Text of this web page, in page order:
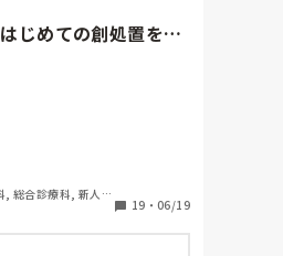
じめての創処置をし
た。
捨てました。。
、という認識が頭の中
, 総合診療科, 新人ナ
19 ・ 06/19